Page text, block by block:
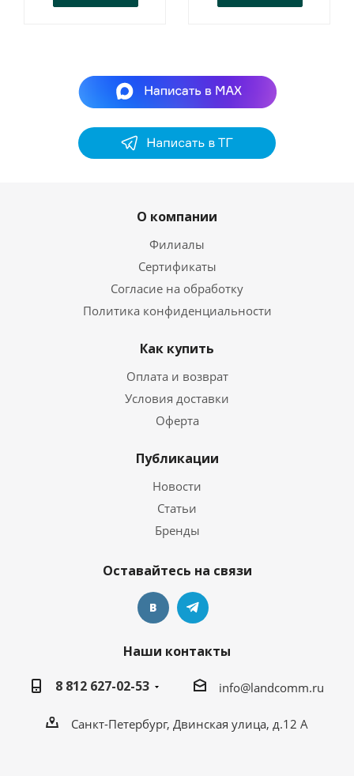
О компании
Филиалы
Сертификаты
Согласие на обработку
Политика конфиденциальности
Как купить
Оплата и возврат
Условия доставки
Оферта
Публикации
Новости
Статьи
Бренды
Оставайтесь на связи
Наши контакты
8 812 627-02-53
info@landcomm.ru
Санкт-Петербург, Двинская улица, д.12 А